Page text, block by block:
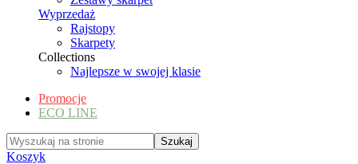
Wyprzedaż
Rajstopy
Skarpety
Collections
Najlepsze w swojej klasie
Promocje
ECO LINE
Koszyk